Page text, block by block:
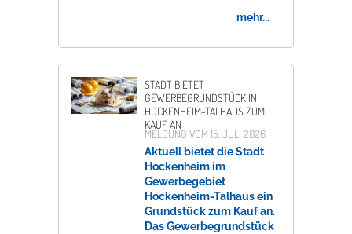
mehr...
STADT BIETET
GEWERBEGRUNDSTÜCK IN
HOCKENHEIM-TALHAUS ZUM
KAUF AN
MELDUNG VOM 15. JULI 2026
Aktuell bietet die Stadt
Hockenheim im
Gewerbegebiet
Hockenheim-Talhaus ein
Grundstück zum Kauf an.
Das Gewerbegrundstück